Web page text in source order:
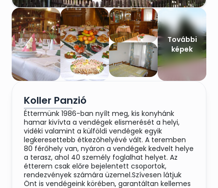
További
képek
Koller Panzió
Éttermünk 1986-ban nyílt meg, kis konyhánk
hamar kivívta a vendégek elismerését a helyi,
vidéki valamint a külföldi vendégek egyik
legkeresettebb étkezőhelyévé vált. A teremben
80 férőhely van, nyáron a vendégek kedvelt helye
a terasz, ahol 40 személy foglalhat helyet. Az
étterem csak előre bejelentett csoportok,
rendezvények számára üzemel.Szívesen látjuk
Önt is vendégeink körében, garantáltan kellemes